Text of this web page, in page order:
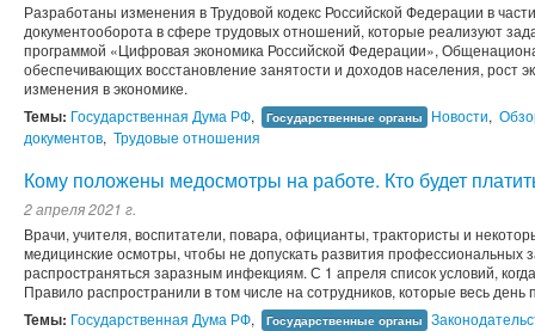
Разработаны изменения в Трудовой кодекс Российской Федерации в
документооборота в сфере трудовых отношений, которые реализуют
программой «Цифровая экономика Российской Федерации»,
обеспечивающих восстановление занятости и доходов населения, рост
изменения в экономике.
Темы: Государственная Дума РФ, Государственные органы Новости,
документов, Трудовые отношения
Кому положены медосмотры на работе. Кто будет
2 апреля 2021 г.
Врачи, учителя, воспитатели, повара, официанты, трактористы и
медицинские осмотры, чтобы не допускать развития профессиональных
распространяться заразным инфекциям. С 1 апреля список условий,
Правило распространили в том числе на сотрудников, которые весь
Темы: Государственная Дума РФ, Государственные органы